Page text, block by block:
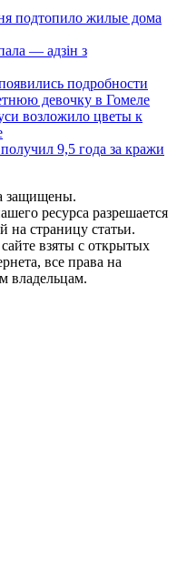
подтопило жилые дома
— адзін з
подробности
девочку в Гомеле
возложило цветы к
9,5 года за кражи
защищены.
ресурса разрешается
на страницу статьи.
взяты с открытых
все права на
владельцам.